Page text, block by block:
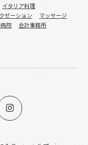
イタリア料理
ゼーション
マッサージ
院
会計事務所